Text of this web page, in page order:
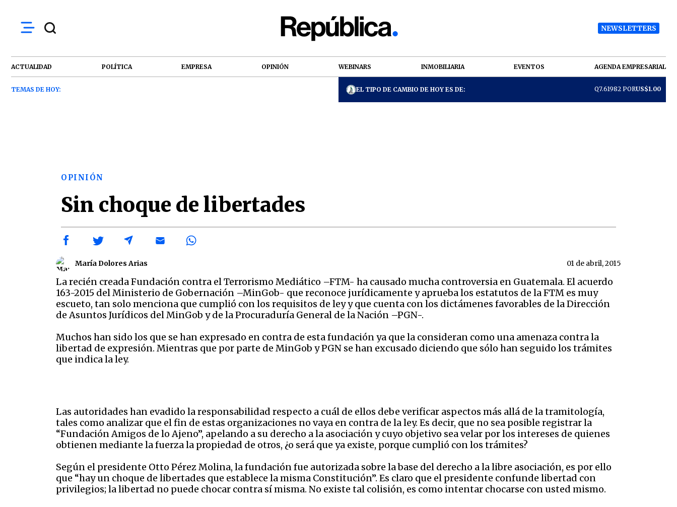
NEWSLETTERS
ACTUALIDAD POLÍTICA EMPRESA OPINIÓN WEBINARS INMOBILIARIA EVENTOS AGENDA EMPRESARIAL
TEMAS DE HOY: EL TIPO DE CAMBIO DE HOY ES DE: Q7.61982 PORUS$1.00
OPINIÓN
Sin choque de libertades
María Dolores Arias 01 de abril, 2015
La recién creada Fundación contra el Terrorismo Mediático –FTM- ha causado mucha controversia en Guatemala. El acuerdo
163-2015 del Ministerio de Gobernación –MinGob- que reconoce jurídicamente y aprueba los estatutos de la FTM es muy
escueto, tan solo menciona que cumplió con los requisitos de ley y que cuenta con los dictámenes favorables de la Dirección
de Asuntos Jurídicos del MinGob y de la Procuraduría General de la Nación –PGN-.
Muchos han sido los que se han expresado en contra de esta fundación ya que la consideran como una amenaza contra la
libertad de expresión. Mientras que por parte de MinGob y PGN se han excusado diciendo que sólo han seguido los trámites
que indica la ley.
Las autoridades han evadido la responsabilidad respecto a cuál de ellos debe verificar aspectos más allá de la tramitología,
tales como analizar que el fin de estas organizaciones no vaya en contra de la ley. Es decir, que no sea posible registrar la
“Fundación Amigos de lo Ajeno”, apelando a su derecho a la asociación y cuyo objetivo sea velar por los intereses de quienes
obtienen mediante la fuerza la propiedad de otros, ¿o será que ya existe, porque cumplió con los trámites?
Según el presidente Otto Pérez Molina, la fundación fue autorizada sobre la base del derecho a la libre asociación, es por ello
que “hay un choque de libertades que establece la misma Constitución”. Es claro que el presidente confunde libertad con
privilegios; la libertad no puede chocar contra sí misma. No existe tal colisión, es como intentar chocarse con usted mismo.